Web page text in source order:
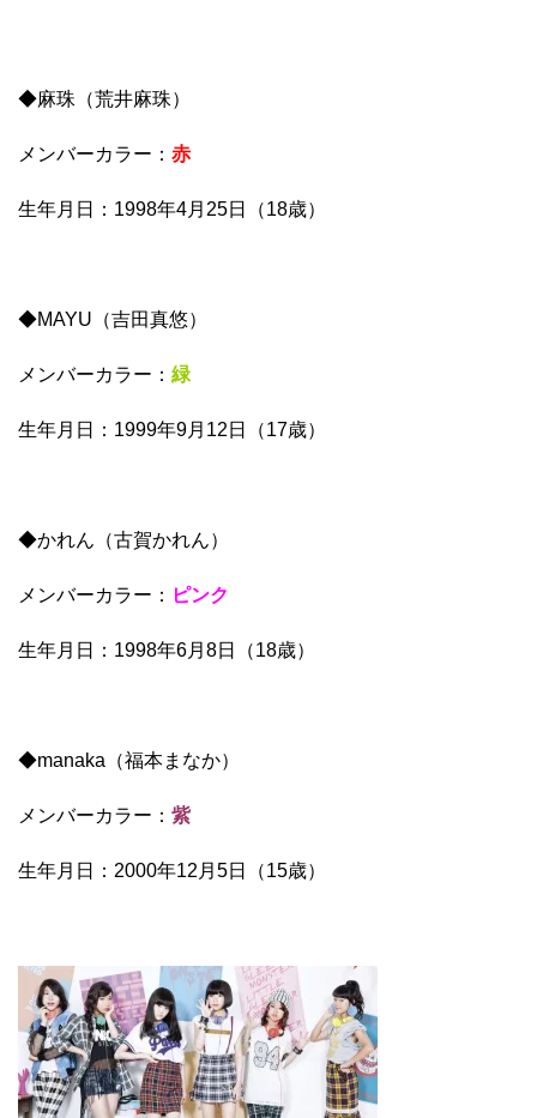
◆麻珠（荒井麻珠）
メンバーカラー： 赤
生年月日：1998年4月25日（18歳）
◆MAYU（吉田真悠）
メンバーカラー： 緑
生年月日：1999年9月12日（17歳）
◆かれん（古賀かれん）
メンバーカラー： ピンク
生年月日：1998年6月8日（18歳）
◆manaka（福本まなか）
メンバーカラー： 紫
生年月日：2000年12月5日（15歳）